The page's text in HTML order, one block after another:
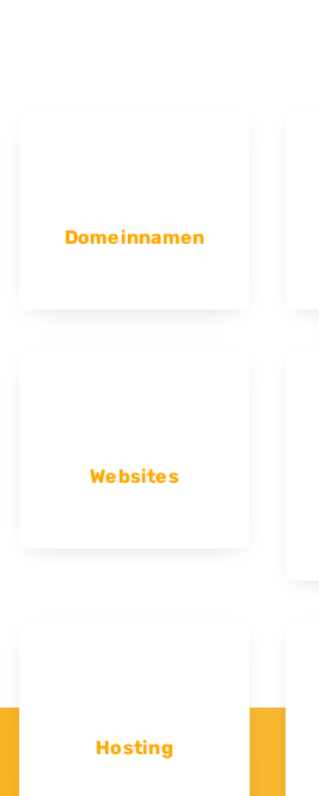
Domeinnamen
Websites
Hosting